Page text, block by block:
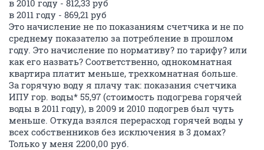
в 2010 году - 812,33 руб
в 2011 году - 869,21 руб
Это начисление не по показаниям счетчика и не по
среднему показателю за потребление в прошлом
году. Это начисление по нормативу? по тарифу? или
как его назвать? Соответственно, однокомнатная
квартира платит меньше, трехкомнатная больше.
За горячую воду я плачу так: показания счетчика
ИПУ гор. воды* 55,97 (стоимость подогрева горячей
воды в 2011 году), в 2009 и 2010 подогрев был чуть
меньше. Откуда взялся перерасход горячей воды у
всех собственников без исключения в 3 домах?
Только у меня 2200,00 руб.